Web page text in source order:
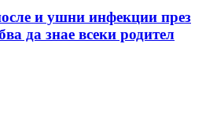
и ушни инфекции през
да знае всеки родител